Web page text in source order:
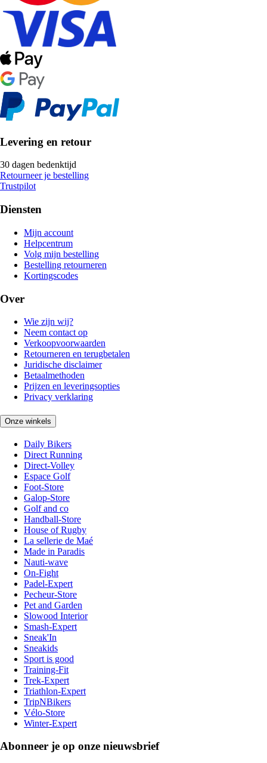
Levering en retour
30 dagen bedenktijd
Retourneer je bestelling
Trustpilot
Diensten
Mijn account
Helpcentrum
Volg mijn bestelling
Bestelling retourneren
Kortingscodes
Over
Wie zijn wij?
Neem contact op
Verkoopvoorwaarden
Retourneren en terugbetalen
Juridische disclaimer
Betaalmethoden
Prijzen en leveringsopties
Privacy verklaring
Onze winkels
Daily Bikers
Direct Running
Direct-Volley
Espace Golf
Foot-Store
Galop-Store
Golf and co
Handball-Store
House of Rugby
La sellerie de Maé
Made in Paradis
Nauti-wave
On-Fight
Padel-Expert
Pecheur-Store
Pet and Garden
Slowood Interior
Smash-Expert
Sneak'In
Sneakids
Sport is good
Training-Fit
Trek-Expert
Triathlon-Expert
TripNBikers
Vélo-Store
Winter-Expert
Abonneer je op onze nieuwsbrief